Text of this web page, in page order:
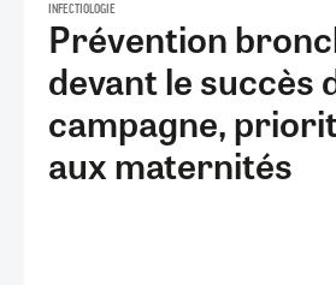
INFECTIOLOGIE
Prévention
devant le succès
campagne,
aux maternités